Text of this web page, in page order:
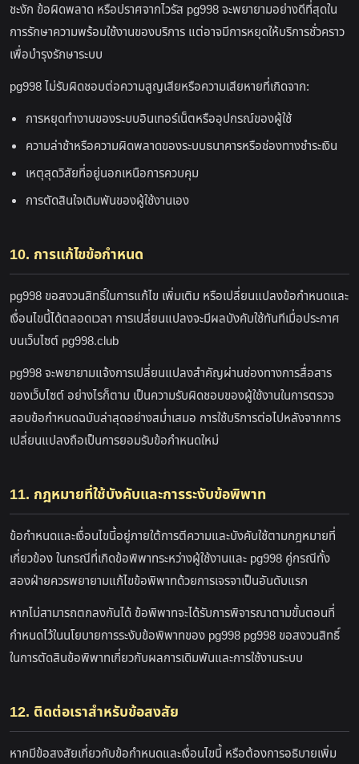
ชะงัก ข้อผิดพลาด หรือปราศจากไวรัส pg998 จะพยายามอย่างดีที่สุดใน
การรักษาความพร้อมใช้งานของบริการ แต่อาจมีการหยุดให้บริการชั่วคราว
เพื่อบำรุงรักษาระบบ
pg998 ไม่รับผิดชอบต่อความสูญเสียหรือความเสียหายที่เกิดจาก:
การหยุดทำงานของระบบอินเทอร์เน็ตหรืออุปกรณ์ของผู้ใช้
ความล่าช้าหรือความผิดพลาดของระบบธนาคารหรือช่องทางชำระเงิน
เหตุสุดวิสัยที่อยู่นอกเหนือการควบคุม
การตัดสินใจเดิมพันของผู้ใช้งานเอง
10. การแก้ไขข้อกำหนด
pg998 ขอสงวนสิทธิ์ในการแก้ไข เพิ่มเติม หรือเปลี่ยนแปลงข้อกำหนดและ
เงื่อนไขนี้ได้ตลอดเวลา การเปลี่ยนแปลงจะมีผลบังคับใช้ทันทีเมื่อประกาศ
บนเว็บไซต์ pg998.club
pg998 จะพยายามแจ้งการเปลี่ยนแปลงสำคัญผ่านช่องทางการสื่อสาร
ของเว็บไซต์ อย่างไรก็ตาม เป็นความรับผิดชอบของผู้ใช้งานในการตรวจ
สอบข้อกำหนดฉบับล่าสุดอย่างสม่ำเสมอ การใช้บริการต่อไปหลังจากการ
เปลี่ยนแปลงถือเป็นการยอมรับข้อกำหนดใหม่
11. กฎหมายที่ใช้บังคับและการระงับข้อพิพาท
ข้อกำหนดและเงื่อนไขนี้อยู่ภายใต้การตีความและบังคับใช้ตามกฎหมายที่
เกี่ยวข้อง ในกรณีที่เกิดข้อพิพาทระหว่างผู้ใช้งานและ pg998 คู่กรณีทั้ง
สองฝ่ายควรพยายามแก้ไขข้อพิพาทด้วยการเจรจาเป็นอันดับแรก
หากไม่สามารถตกลงกันได้ ข้อพิพาทจะได้รับการพิจารณาตามขั้นตอนที่
กำหนดไว้ในนโยบายการระงับข้อพิพาทของ pg998 pg998 ขอสงวนสิทธิ์
ในการตัดสินข้อพิพาทเกี่ยวกับผลการเดิมพันและการใช้งานระบบ
12. ติดต่อเราสำหรับข้อสงสัย
หากมีข้อสงสัยเกี่ยวกับข้อกำหนดและเงื่อนไขนี้ หรือต้องการอธิบายเพิ่ม